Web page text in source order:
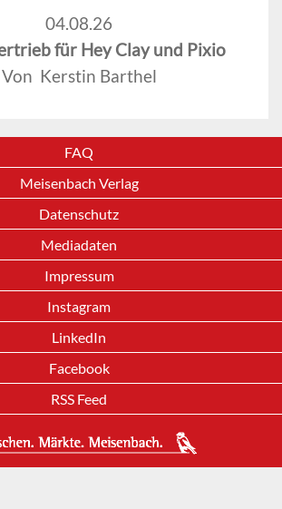
04.08.26
für Hey Clay und Pixio
Von Kerstin Barthel
FAQ
Meisenbach Verlag
Datenschutz
Mediadaten
Impressum
Instagram
LinkedIn
Facebook
RSS Feed